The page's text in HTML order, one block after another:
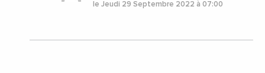
le Jeudi 29 Septembre 2022 à 07:00